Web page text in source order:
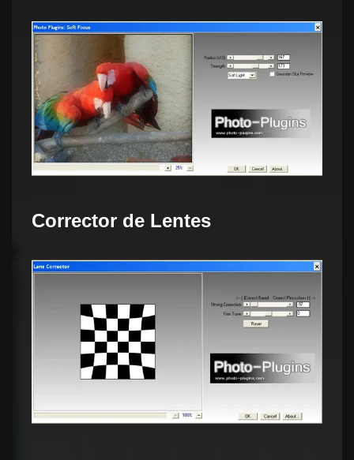
Corrector de Lentes